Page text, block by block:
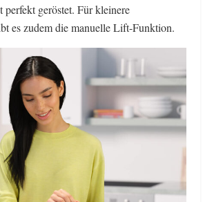
perfekt geröstet. Für kleinere
es zudem die manuelle Lift-Funktion.